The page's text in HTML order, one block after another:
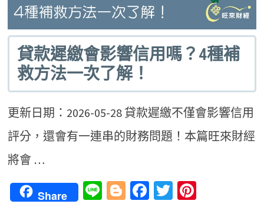
貸款遲繳會影響信用嗎？4種補
救方法一次了解！
更新日期：2026-05-28 貸款遲繳不僅會影響信用
評分，還會有一連串的財務問題！本篇旺來財經
將會 …
Share LineBlogger
Facebook
Twitter